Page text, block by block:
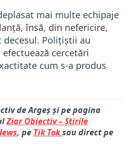
mai multe echipaje
însă, din nefericire,
Polițiștii au
cercetări
cum s-a produs
de Argeș și pe pagina
Ziar Obiectiv – Știrile
, pe Tik Toksau direct pe